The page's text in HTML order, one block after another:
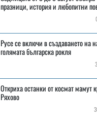
празници, история и любопитни
Русе се включи в създаването на
голямата българска рокля
Откриха останки от космат мамут
Ряхово